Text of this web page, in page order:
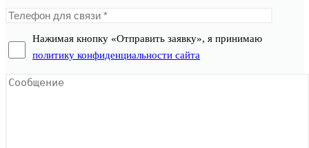
Нажимая кнопку «Отправить заявку», я принимаю
политику конфиденциальности сайта